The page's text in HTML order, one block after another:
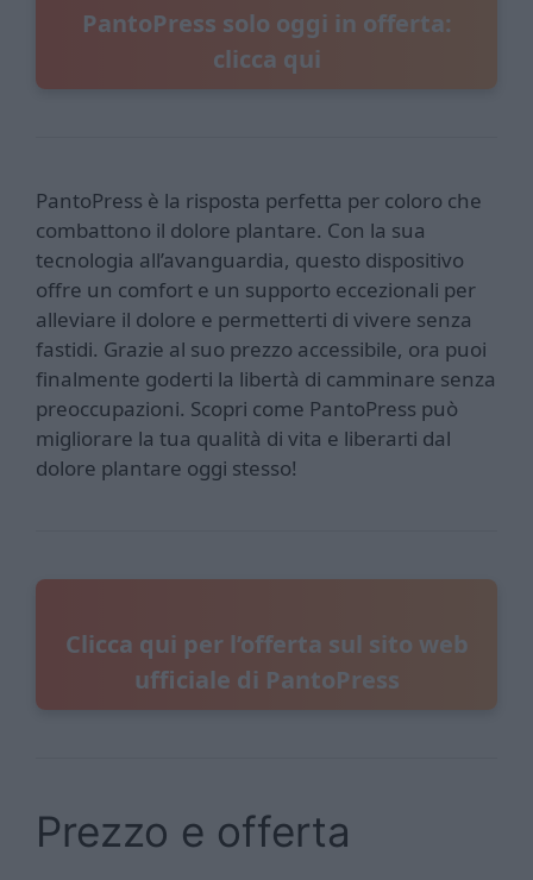
PantoPress solo oggi in offerta:
clicca qui
PantoPress è la risposta perfetta per coloro che
combattono il dolore plantare. Con la sua
tecnologia all’avanguardia, questo dispositivo
offre un comfort e un supporto eccezionali per
alleviare il dolore e permetterti di vivere senza
fastidi. Grazie al suo prezzo accessibile, ora puoi
finalmente goderti la libertà di camminare senza
preoccupazioni. Scopri come PantoPress può
migliorare la tua qualità di vita e liberarti dal
dolore plantare oggi stesso!
Clicca qui per l’offerta sul sito web
ufficiale di PantoPress
Prezzo e offerta